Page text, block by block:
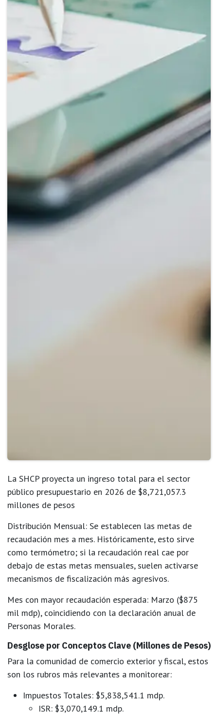
La SHCP proyecta un ingreso total para el sector
público presupuestario en 2026 de $8,721,057.3
millones de pesos
Distribución Mensual: Se establecen las metas de
recaudación mes a mes. Históricamente, esto sirve
como termómetro; si la recaudación real cae por
debajo de estas metas mensuales, suelen activarse
mecanismos de fiscalización más agresivos.
Mes con mayor recaudación esperada: Marzo ($875
mil mdp), coincidiendo con la declaración anual de
Personas Morales.
Desglose por Conceptos Clave (Millones de Pesos)
Para la comunidad de comercio exterior y fiscal, estos
son los rubros más relevantes a monitorear:
Impuestos Totales: $5,838,541.1 mdp.
ISR: $3,070,149.1 mdp.